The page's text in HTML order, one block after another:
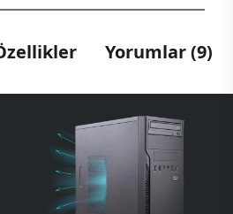
Yorumlar (9)